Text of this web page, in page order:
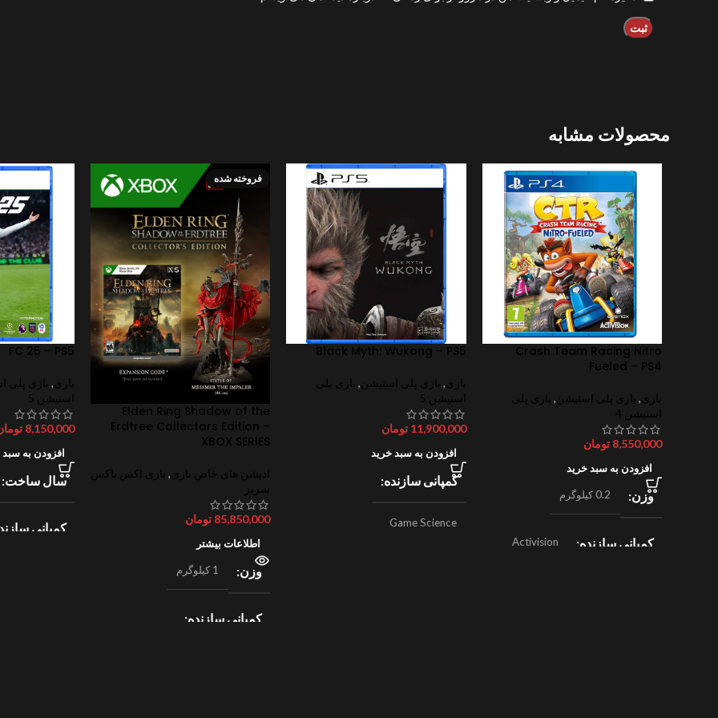
محصولات مشابه
Crash Team Racing Nitro
Fueled – PS4
بازی, بازی پلی استیشن , بازی پلی
استیشن 4
8,550,000 تومان
افزودن به سبد خرید
وزن 0.2 کیلوگرم
کمپانی سازنده
Activision
Black Myth: Wukong – PS5
بازی, بازی پلی استیشن , بازی پلی
استیشن 5
11,900,000 تومان
افزودن به سبد خرید
کمپانی سازنده
Game Science
فروخته شده
Elden Ring Shadow of the
Erdtree Collectors Edition –
XBOX SERIES
ادیشن های خاص بازی, بازی اکس باکس
سریز
85,850,000 تومان
اطلاعات بیشتر
وزن 1 کیلوگرم
کمپانی سازنده
FC 25 – PS5
بازی, بازی پلی
استیشن 5
8,150,000
افزودن به
سال ساخت
کمپانی